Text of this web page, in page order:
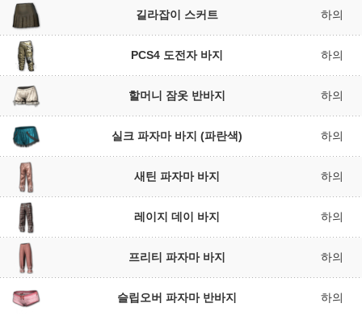
길라잡이 스커트 하의
PCS4 도전자 바지 하의
할머니 잠옷 반바지 하의
실크 파자마 바지 (파란색) 하의
새틴 파자마 바지 하의
레이지 데이 바지 하의
프리티 파자마 바지 하의
슬립오버 파자마 반바지 하의